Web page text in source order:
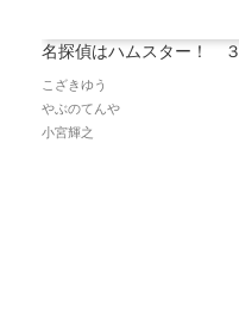
名探偵はハムスター！ ３
こざきゆう
やぶのてんや
小宮輝之